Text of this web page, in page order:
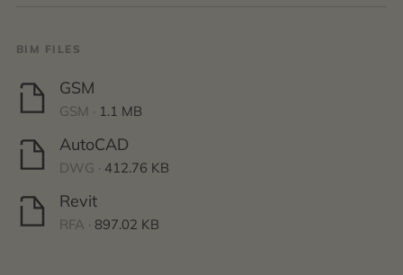
BIM FILES
GSM
GSM · 1.1 MB
AutoCAD
DWG · 412.76 KB
Revit
RFA · 897.02 KB